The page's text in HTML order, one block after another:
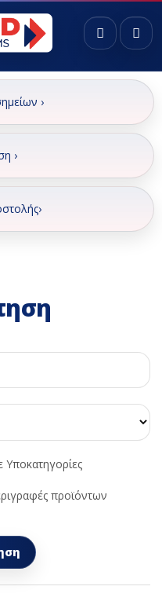
›
›
Υποκατηγορίες
προϊόντων